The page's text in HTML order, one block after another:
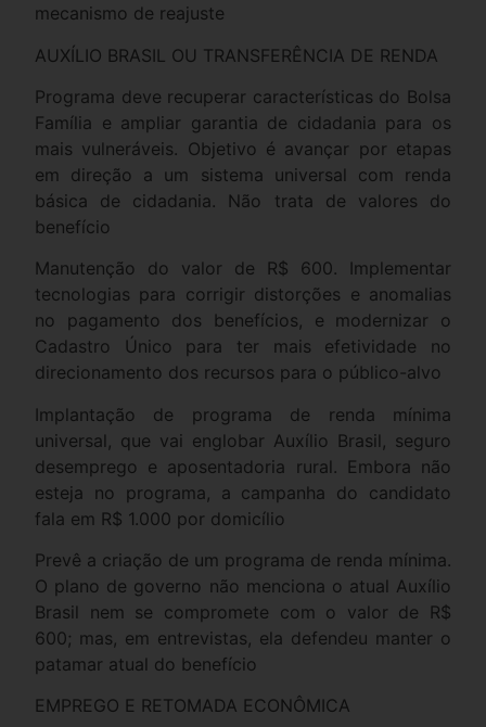
mecanismo de reajuste
AUXÍLIO BRASIL OU TRANSFERÊNCIA DE RENDA
Programa deve recuperar características do Bolsa
Família e ampliar garantia de cidadania para os
mais vulneráveis. Objetivo é avançar por etapas
em direção a um sistema universal com renda
básica de cidadania. Não trata de valores do
benefício
Manutenção do valor de R$ 600. Implementar
tecnologias para corrigir distorções e anomalias
no pagamento dos benefícios, e modernizar o
Cadastro Único para ter mais efetividade no
direcionamento dos recursos para o público-alvo
Implantação de programa de renda mínima
universal, que vai englobar Auxílio Brasil, seguro
desemprego e aposentadoria rural. Embora não
esteja no programa, a campanha do candidato
fala em R$ 1.000 por domicílio
Prevê a criação de um programa de renda mínima.
O plano de governo não menciona o atual Auxílio
Brasil nem se compromete com o valor de R$
600; mas, em entrevistas, ela defendeu manter o
patamar atual do benefício
EMPREGO E RETOMADA ECONÔMICA